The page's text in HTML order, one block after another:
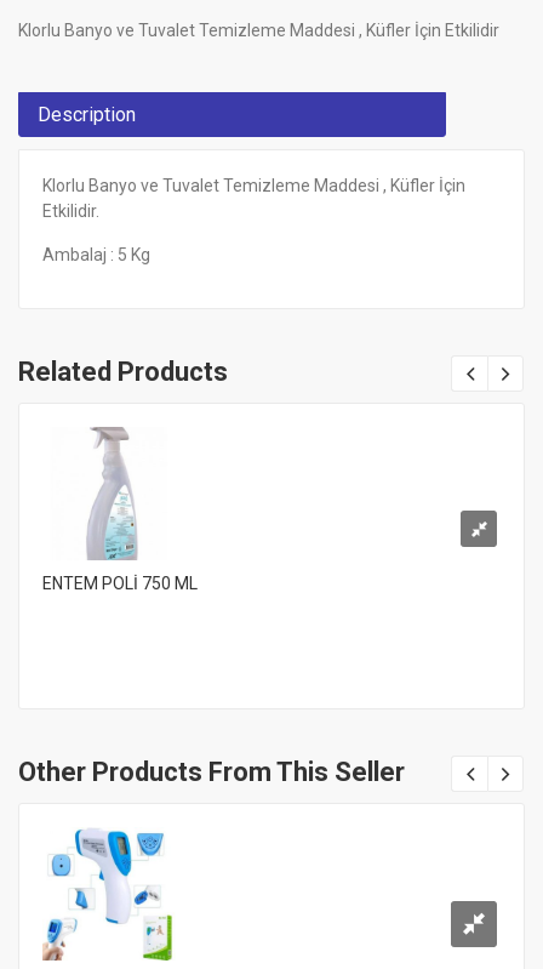
Klorlu Banyo ve Tuvalet Temizleme Maddesi , Küfler İçin Etkilidir
Description
Klorlu Banyo ve Tuvalet Temizleme Maddesi , Küfler İçin
Etkilidir.
Ambalaj : 5 Kg
Related Products
ENTEM POLİ 750 ML
Other Products From This Seller